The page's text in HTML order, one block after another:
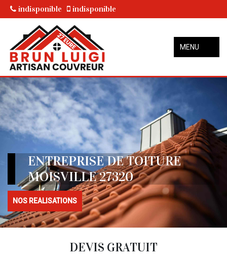
indisponible indisponible
MENU
ENTREPRISE DE TOITURE
MOISVILLE 27320
NOS REALISATIONS
DEVIS GRATUIT